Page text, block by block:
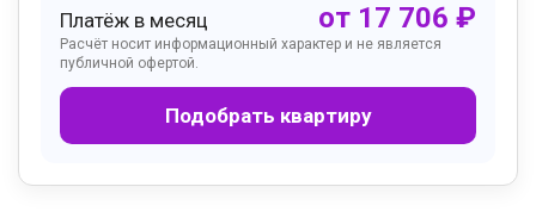
Платёж в месяц от 17 706 ₽
Расчёт носит информационный характер и не является
публичной офертой.
Подобрать квартиру